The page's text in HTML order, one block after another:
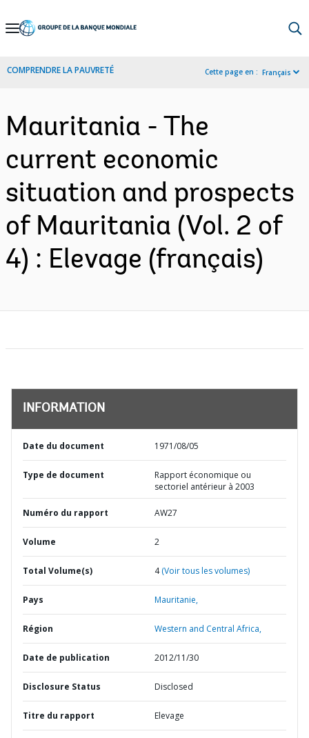
Skip
Navigation
COMPRENDRE LA PAUVRETÉ Cette page en : Français
Mauritania - The
current economic
situation and prospects
of Mauritania (Vol. 2 of
4) : Elevage (français)
INFORMATION
Date du document 1971/08/05
Type de document
Rapport économique ou
sectoriel antérieur à 2003
Numéro du rapport AW27
Volume 2
Total Volume(s) 4(Voir tous les volumes)
Pays Mauritanie,
Région Western and Central Africa,
Date de publication 2012/11/30
Disclosure Status Disclosed
Titre du rapport Elevage